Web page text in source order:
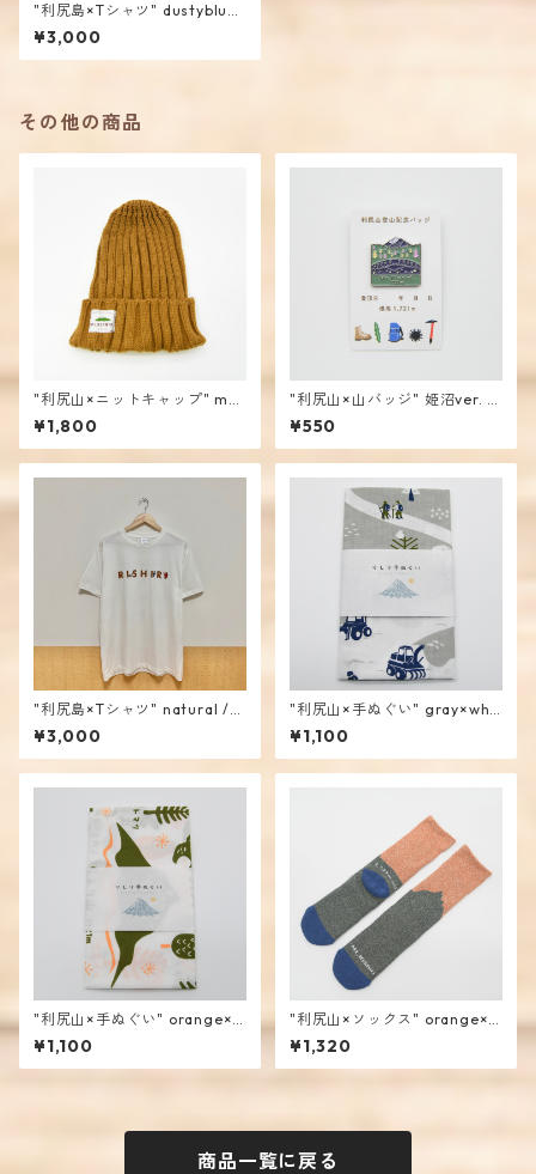
"利尻島×Tシャツ" dustyblue
/ mencoiworks
¥3,000
その他の商品
"利尻山×ニットキャップ" mus
tard / mencoiworks
¥1,800
"利尻山×山バッジ" 姫沼ver. /
mencoiworks
¥550
"利尻島×Tシャツ" natural /
mencoiworks
¥3,000
"利尻山×手ぬぐい" gray×whit
e / mencoiworks
¥1,100
"利尻山×手ぬぐい" orange×g
reen / mencoiworks
¥1,100
"利尻山×ソックス" orange×g
reen / mencoiworks
¥1,320
商品一覧に戻る